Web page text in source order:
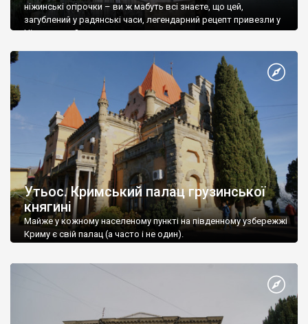
ніжинські огірочки – ви ж мабуть всі знаєте, що цей,
загублений у радянські часи, легендарний рецепт привезли у
Ніжин греки?
Утьос. Кримський палац грузинської
княгині
Майже у кожному населеному пункті на південному узбережжі
Криму є свій палац (а часто і не один).